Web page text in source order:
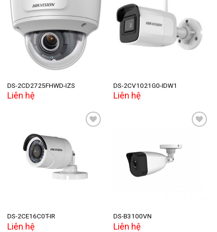
Add to
wishlist
DS-2CD2725FHWD-IZS
Liên hệ
Add to
wishlist
DS-2CV1021G0-IDW1
Liên hệ
DS-2CE16C0T-IR
Liên hệ
DS-B3100VN
Liên hệ